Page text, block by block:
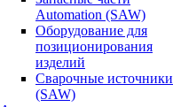
Automation (SAW)
Оборудование для
позиционирования
изделий
Сварочные источники
(SAW)